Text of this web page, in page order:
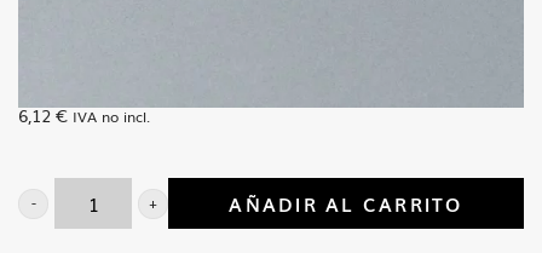
6,12€ IVA no incl.
Llave
AÑADIR AL CARRITO